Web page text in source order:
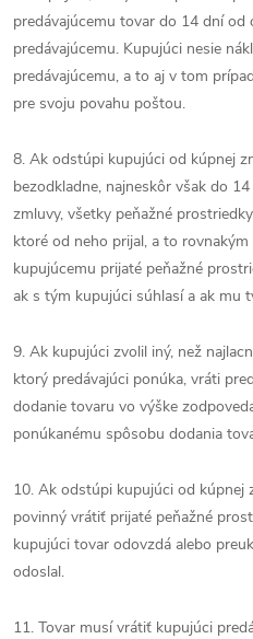
predávajúcemu tovar do 14 dní
predávajúcemu. Kupujúci nesie
predávajúcemu, a to aj v tom
pre svoju povahu poštou.
8. Ak odstúpi kupujúci od kúpnej
bezodkladne, najneskôr však do
zmluvy, všetky peňažné
ktoré od neho prijal, a to
kupujúcemu prijaté peňažné
ak s tým kupujúci súhlasí a ak mu
9. Ak kupujúci zvolil iný, než
ktorý predávajúci ponúka, vráti
dodanie tovaru vo výške
ponúkanému spôsobu dodania
10. Ak odstúpi kupujúci od kúpnej
povinný vrátiť prijaté peňažné
kupujúci tovar odovzdá alebo
odoslal.
11. Tovar musí vrátiť kupujúci